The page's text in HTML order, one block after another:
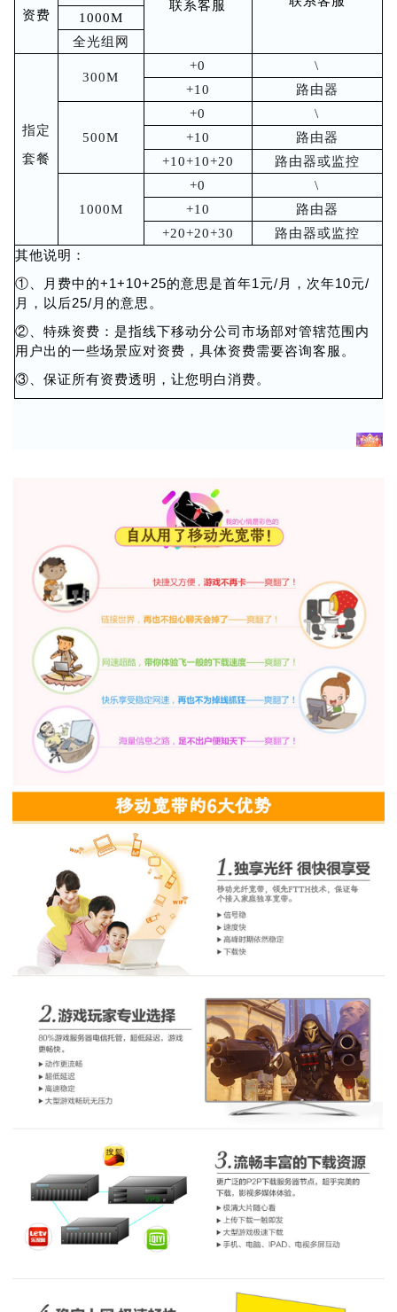
资费
联系客服
1000M
全光组网
指定
套餐
300M
+0
\
+10
路由器
500M
+0
\
+10
路由器
+10+10+20
路由器或监控
1000M
+0
\
+10
路由器
+20+20+30
路由器或监控
其他说明：
①、月费中的+1+10+25的意思是首年1元/月，次年10元/
月，以后25/月的意思。
②、特殊资费：是指线下移动分公司市场部对管辖范围内
用户出的一些场景应对资费，具体资费需要咨询客服。
③、保证所有资费透明，让您明白消费。